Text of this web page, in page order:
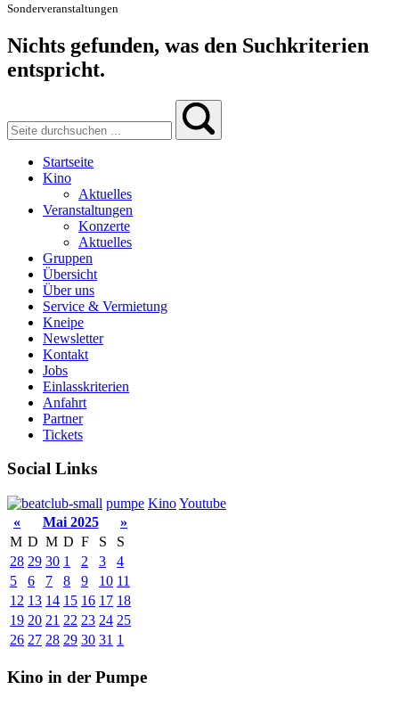
Sonderveranstaltungen
Nichts gefunden, was den Suchkriterien
entspricht.
Startseite
Kino
Aktuelles
Veranstaltungen
Konzerte
Aktuelles
Gruppen
Übersicht
Über uns
Service & Vermietung
Kneipe
Newsletter
Kontakt
Jobs
Einlasskriterien
Anfahrt
Partner
Tickets
Social Links
pumpe KinoYoutube
«
Mai 2025
»
M D M D F S
S
28 29 30 1 2 3
4
5
6 7 8 9 10 11
12 13 14 15 16 17 18
19 20 21 22 23 24 25
26 27 28 29 30 31 1
Kino in der Pumpe